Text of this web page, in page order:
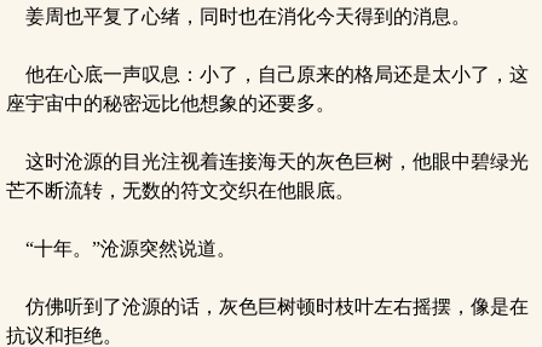
姜周也平复了心绪，同时也在消化今天得到的消息。
他在心底一声叹息：小了，自己原来的格局还是太小了，这
座宇宙中的秘密远比他想象的还要多。
这时沧源的目光注视着连接海天的灰色巨树，他眼中碧绿光
芒不断流转，无数的符文交织在他眼底。
“十年。”沧源突然说道。
仿佛听到了沧源的话，灰色巨树顿时枝叶左右摇摆，像是在
抗议和拒绝。